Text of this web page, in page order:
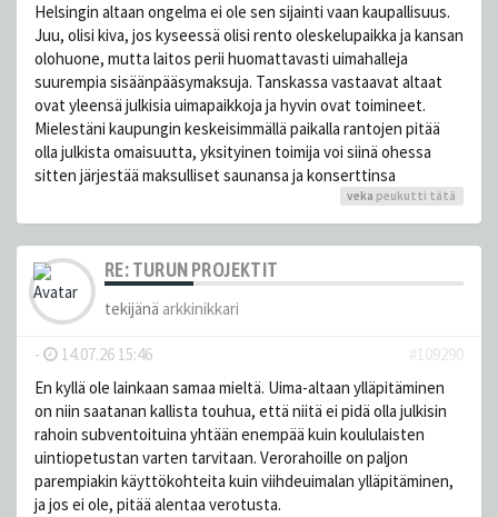
Helsingin altaan ongelma ei ole sen sijainti vaan kaupallisuus.
Juu, olisi kiva, jos kyseessä olisi rento oleskelupaikka ja kansan
olohuone, mutta laitos perii huomattavasti uimahalleja
suurempia sisäänpääsymaksuja. Tanskassa vastaavat altaat
ovat yleensä julkisia uimapaikkoja ja hyvin ovat toimineet.
Mielestäni kaupungin keskeisimmällä paikalla rantojen pitää
olla julkista omaisuutta, yksityinen toimija voi siinä ohessa
sitten järjestää maksulliset saunansa ja konserttinsa
veka peukutti tätä
RE: TURUN PROJEKTIT
tekijänä arkkinikkari
- 14.07.26 15:46
#109290
En kyllä ole lainkaan samaa mieltä. Uima-altaan ylläpitäminen
on niin saatanan kallista touhua, että niitä ei pidä olla julkisin
rahoin subventoituina yhtään enempää kuin koululaisten
uintiopetustan varten tarvitaan. Verorahoille on paljon
parempiakin käyttökohteita kuin viihdeuimalan ylläpitäminen,
ja jos ei ole, pitää alentaa verotusta.